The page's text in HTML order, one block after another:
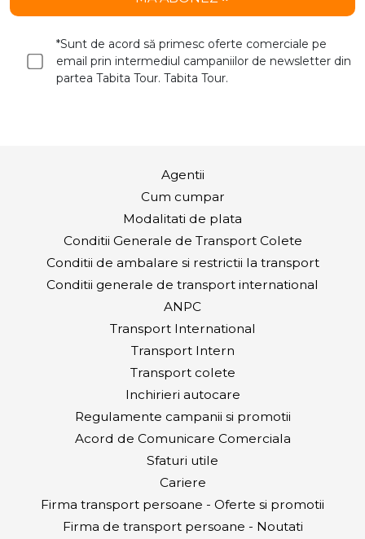
*Sunt de acord să primesc oferte comerciale pe
email prin intermediul campaniilor de newsletter din
partea Tabita Tour. Tabita Tour.
Agentii
Cum cumpar
Modalitati de plata
Conditii Generale de Transport Colete
Conditii de ambalare si restrictii la transport
Conditii generale de transport international
ANPC
Transport International
Transport Intern
Transport colete
Inchirieri autocare
Regulamente campanii si promotii
Acord de Comunicare Comerciala
Sfaturi utile
Cariere
Firma transport persoane - Oferte si promotii
Firma de transport persoane - Noutati